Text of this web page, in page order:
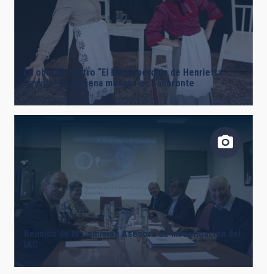
INSTALACIÓN
ETIQUETAS LIBRES
La obra de teatro “El honor perdido de Henrietta
Leavitt” se estrena mañana en Tacoronte
Reunión de la Comisión Asesora de Investigación del